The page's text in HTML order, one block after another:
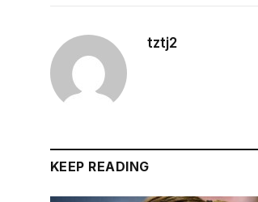
tztj2
KEEP READING